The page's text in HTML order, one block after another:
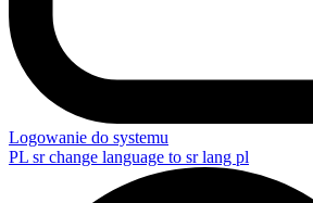
Logowanie do systemu
PL sr change language to sr lang pl